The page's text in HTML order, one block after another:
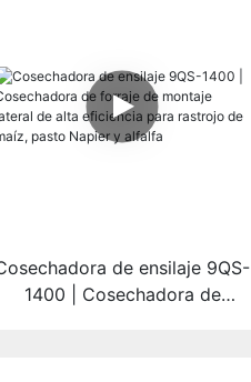
de ensilaje 9QS-
1400 | Cosechadora de